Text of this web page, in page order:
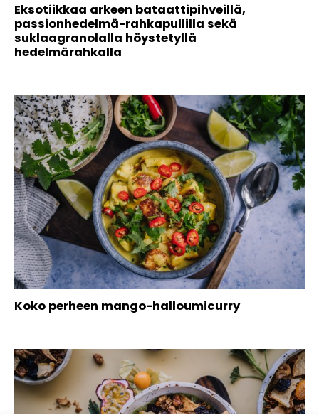
Eksotiikkaa arkeen bataattipihveillä,
passionhedelmä-rahkapullilla sekä
suklaagranolalla höystetyllä
hedelmärahkalla
Koko perheen mango-halloumicurry